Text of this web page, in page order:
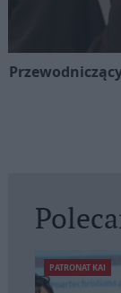
PATRONAT KAI